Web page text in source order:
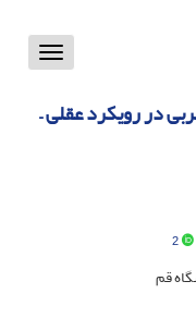
Toggle
در رویکرد عقلی –
2
قم